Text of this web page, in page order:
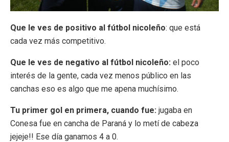
Que le ves de positivo al fútbol nicoleño: que está
cada vez más competitivo.
Que le ves de negativo al fútbol nicoleño: el poco
interés de la gente, cada vez menos público en las
canchas eso es algo que me apena muchísimo.
Tu primer gol en primera, cuando fue: jugaba en
Conesa fue en cancha de Paraná y lo metí de cabeza
jejeje!! Ese día ganamos 4 a 0.